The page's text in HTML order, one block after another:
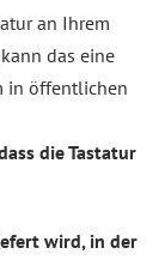
an Ihrem
das eine
in öffentlichen
die Tastatur
wird, in der